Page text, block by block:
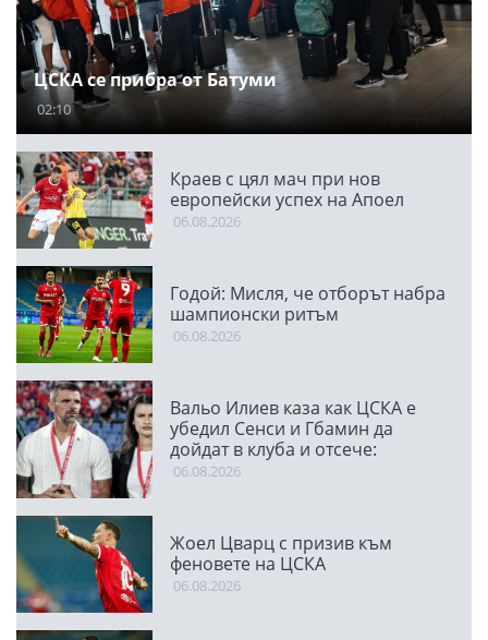
ЦСКА се прибра от Батуми
02:10
Краев с цял мач при нов
европейски успех на Апоел
06.08.2026
Годой: Мисля, че отборът набра
шампионски ритъм
06.08.2026
Вальо Илиев каза как ЦСКА е
убедил Сенси и Гбамин да
дойдат в клуба и отсече:
Направихме изключителен
06.08.2026
Жоел Цварц с призив към
феновете на ЦСКА
06.08.2026